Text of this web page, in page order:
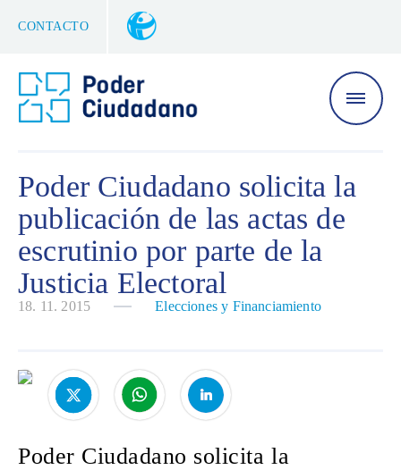
CONTACTO
Poder Ciudadano solicita la
publicación de las actas de
escrutinio por parte de la
Justicia Electoral
18. 11. 2015 Elecciones y Financiamiento
Poder Ciudadano solicita la